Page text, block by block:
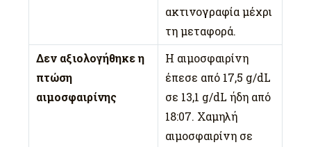
ακτινογραφία μέχρι
τη μεταφορά.
Δεν αξιολογήθηκε η
πτώση
αιμοσφαιρίνης
Η αιμοσφαιρίνη
έπεσε από 17,5 g/dL
σε 13,1 g/dL ήδη από
18:07. Χαμηλή
αιμοσφαιρίνη σε